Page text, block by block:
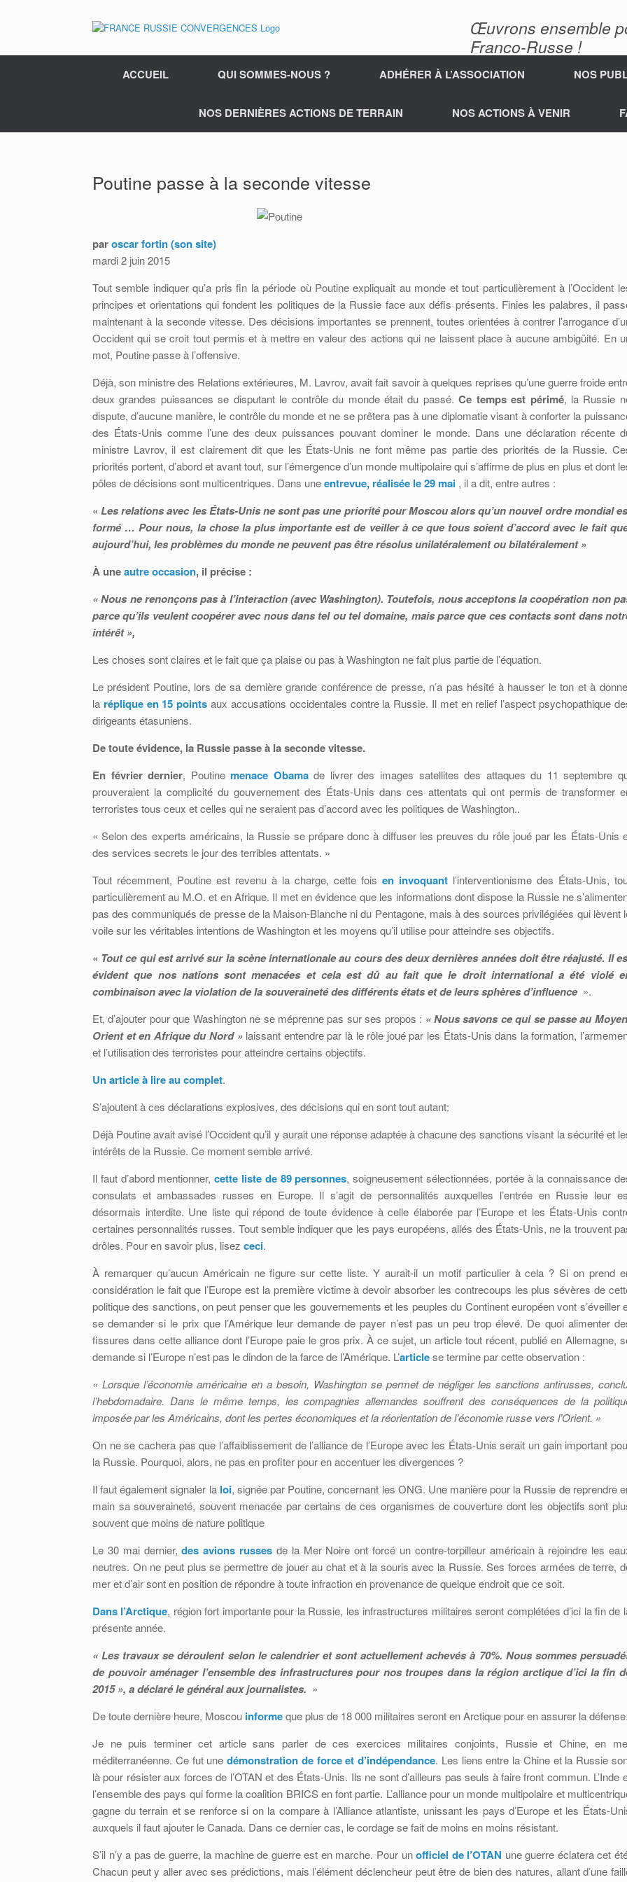
Œuvrons ensemble
Franco-Russe !
ACCUEIL QUI SOMMES-NOUS ? ADHÉRER À L’ASSOCIATION NOS
NOS DERNIÈRES ACTIONS DE TERRAIN NOS ACTIONS À VENIR
Poutine passe à la seconde vitesse
paroscar fortin(son site)
mardi 2 juin 2015
Tout semble indiquer qu’a pris fin la période où Poutine expliquait au monde et tout particulièrement à l’Occident
principes et orientations qui fondent les politiques de la Russie face aux défis présents. Finies les palabres, il
maintenant à la seconde vitesse. Des décisions importantes se prennent, toutes orientées à contrer l’arrogance
Occident qui se croit tout permis et à mettre en valeur des actions qui ne laissent place à aucune ambigüité. En
mot, Poutine passe à l’offensive.
Déjà, son ministre des Relations extérieures, M. Lavrov, avait fait savoir à quelques reprises qu’une guerre froide
deux grandes puissances se disputant le contrôle du monde était du passé.Ce temps est périmé, la Russie
dispute, d’aucune manière, le contrôle du monde et ne se prêtera pas à une diplomatie visant à conforter la
des États-Unis comme l’une des deux puissances pouvant dominer le monde. Dans une déclaration récente
ministre Lavrov, il est clairement dit que les États-Unis ne font même pas partie des priorités de la Russie.
priorités portent, d’abord et avant tout, sur l’émergence d’un monde multipolaire qui s’affirme de plus en plus et dont
pôles de décisions sont multicentriques. Dans uneentrevue, réalisée le 29 mai , il a dit, entre autres :
«Les relations avec les États-Unis ne sont pas une priorité pour Moscou alors qu’un nouvel ordre mondial
formé … Pour nous, la chose la plus importante est de veiller à ce que tous soient d’accord avec le fait
aujourd’hui, les problèmes du monde ne peuvent pas être résolus unilatéralement ou bilatéralement »
À uneautre occasion, il précise :
« Nous ne renonçons pas à l’interaction (avec Washington). Toutefois, nous acceptons la coopération non
parce qu’ils veulent coopérer avec nous dans tel ou tel domaine, mais parce que ces contacts sont dans
intérêt »,
Les choses sont claires et le fait que ça plaise ou pas à Washington ne fait plus partie de l’équation.
Le président Poutine, lors de sa dernière grande conférence de presse, n’a pas hésité à hausser le ton et à
la réplique en 15 points aux accusations occidentales contre la Russie. Il met en relief l’aspect psychopathique
dirigeants étasuniens.
De toute évidence, la Russie passe à la seconde vitesse.
En février dernier, Poutinemenace Obamade livrer des images satellites des attaques du 11 septembre
prouveraient la complicité du gouvernement des États-Unis dans ces attentats qui ont permis de transformer
terroristes tous ceux et celles qui ne seraient pas d’accord avec les politiques de Washington..
« Selon des experts américains, la Russie se prépare donc à diffuser les preuves du rôle joué par les États-Unis
des services secrets le jour des terribles attentats. »
Tout récemment, Poutine est revenu à la charge, cette fois en invoquantl’interventionisme des États-Unis,
particulièrement au M.O. et en Afrique. Il met en évidence que les informations dont dispose la Russie ne
pas des communiqués de presse de la Maison-Blanche ni du Pentagone, mais à des sources privilégiées qui lèvent
voile sur les véritables intentions de Washington et les moyens qu’il utilise pour atteindre ses objectifs.
« Tout ce qui est arrivé sur la scène internationale au cours des deux dernières années doit être réajusté. Il
évident que nos nations sont menacées et cela est dû au fait que le droit international a été violé
combinaison avec la violation de la souveraineté des différents états et de leurs sphères d’influence ».
Et, d’ajouter pour que Washington ne se méprenne pas sur ses propos : « Nous savons ce qui se passe au
Orient et en Afrique du Nord »laissant entendre par là le rôle joué par les États-Unis dans la formation,
et l’utilisation des terroristes pour atteindre certains objectifs.
Un article à lire au complet.
S’ajoutent à ces déclarations explosives, des décisions qui en sont tout autant:
Déjà Poutine avait avisé l’Occident qu’il y aurait une réponse adaptée à chacune des sanctions visant la sécurité et
intérêts de la Russie. Ce moment semble arrivé.
Il faut d’abord mentionner,cette liste de 89 personnes, soigneusement sélectionnées, portée à la connaissance
consulats et ambassades russes en Europe. Il s’agit de personnalités auxquelles l’entrée en Russie leur
désormais interdite. Une liste qui répond de toute évidence à celle élaborée par l’Europe et les États-Unis
certaines personnalités russes. Tout semble indiquer que les pays européens, allés des États-Unis, ne la trouvent
drôles. Pour en savoir plus, lisez ceci.
À remarquer qu’aucun Américain ne figure sur cette liste. Y aurait-il un motif particulier à cela ? Si on prend
considération le fait que l’Europe est la première victime à devoir absorber les contrecoups les plus sévères de
politique des sanctions, on peut penser que les gouvernements et les peuples du Continent européen vont s’éveiller
se demander si le prix que l’Amérique leur demande de payer n’est pas un peu trop élevé. De quoi alimenter
fissures dans cette alliance dont l’Europe paie le gros prix. À ce sujet, un article tout récent, publié en Allemagne,
demande si l’Europe n’est pas le dindon de la farce de l’Amérique. L’articlese termine par cette observation :
« Lorsque l’économie américaine en a besoin, Washington se permet de négliger les sanctions antirusses,
l’hebdomadaire. Dans le même temps, les compagnies allemandes souffrent des conséquences de la
imposée par les Américains, dont les pertes économiques et la réorientation de l’économie russe vers l’Orient. »
On ne se cachera pas que l’affaiblissement de l’alliance de l’Europe avec les États-Unis serait un gain important
la Russie. Pourquoi, alors, ne pas en profiter pour en accentuer les divergences ?
Il faut également signaler la loi, signée par Poutine, concernant les ONG. Une manière pour la Russie de reprendre
main sa souveraineté, souvent menacée par certains de ces organismes de couverture dont les objectifs sont
souvent que moins de nature politique
Le 30 mai dernier,des avions russes de la Mer Noire ont forcé un contre-torpilleur américain à rejoindre les
neutres. On ne peut plus se permettre de jouer au chat et à la souris avec la Russie. Ses forces armées de terre,
mer et d’air sont en position de répondre à toute infraction en provenance de quelque endroit que ce soit.
Dans l’Arctique, région fort importante pour la Russie, les infrastructures militaires seront complétées d’ici la fin de
présente année.
« Les travaux se déroulent selon le calendrier et sont actuellement achevés à 70%. Nous sommes
de pouvoir aménager l’ensemble des infrastructures pour nos troupes dans la région arctique d’ici la fin
2015 », a déclaré le général aux journalistes. »
De toute dernière heure, Moscou informeque plus de 18 000 militaires seront en Arctique pour en assurer la défense.
Je ne puis terminer cet article sans parler de ces exercices militaires conjoints, Russie et Chine, en
méditerranéenne. Ce fut unedémonstration de force et d’indépendance. Les liens entre la Chine et la Russie
là pour résister aux forces de l’OTAN et des États-Unis. Ils ne sont d’ailleurs pas seuls à faire front commun. L’Inde
l’ensemble des pays qui forme la coalition BRICS en font partie. L’alliance pour un monde multipolaire et
gagne du terrain et se renforce si on la compare à l’Alliance atlantiste, unissant les pays d’Europe et les États-
auxquels il faut ajouter le Canada. Dans ce dernier cas, le cordage se fait de moins en moins résistant.
S’il n’y a pas de guerre, la machine de guerre est en marche. Pour unofficiel de l’OTAN une guerre éclatera cet
Chacun peut y aller avec ses prédictions, mais l’élément déclencheur peut être de bien des natures, allant d’une